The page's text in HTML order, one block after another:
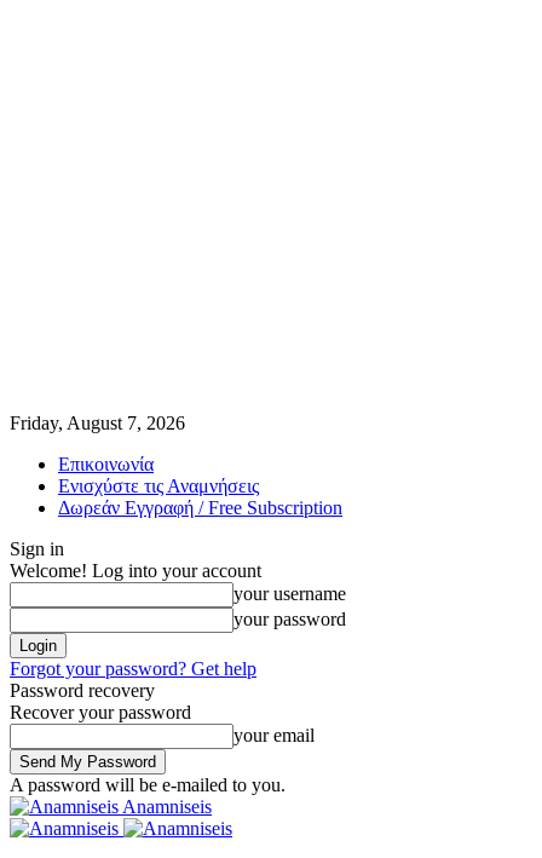
Friday, August 7, 2026
Επικοινωνία
Ενισχύστε τις Αναμνήσεις
Δωρεάν Εγγραφή / Free Subscription
Sign in
Welcome! Log into your account
your username
your password
Forgot your password? Get help
Password recovery
Recover your password
your email
A password will be e-mailed to you.
Anamniseis